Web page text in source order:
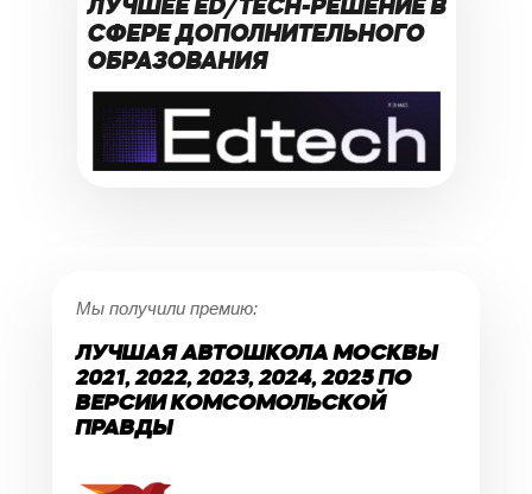
ЛУЧШЕЕ ED/TECH-РЕШЕНИЕ В
СФЕРЕ ДОПОЛНИТЕЛЬНОГО
ОБРАЗОВАНИЯ
Мы получили премию:
ЛУЧШАЯ АВТОШКОЛА МОСКВЫ
2021, 2022, 2023, 2024, 2025 ПО
ВЕРСИИ КОМСОМОЛЬСКОЙ
ПРАВДЫ